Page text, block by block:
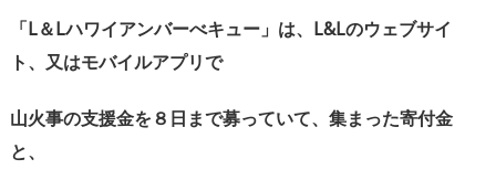
「L＆Lハワイアンバーべキュー」は、 L&Lのウェブサイ
ト、又はモバイルアプリで
山火事の支援金を８日まで募っていて、集まった寄付金
と、